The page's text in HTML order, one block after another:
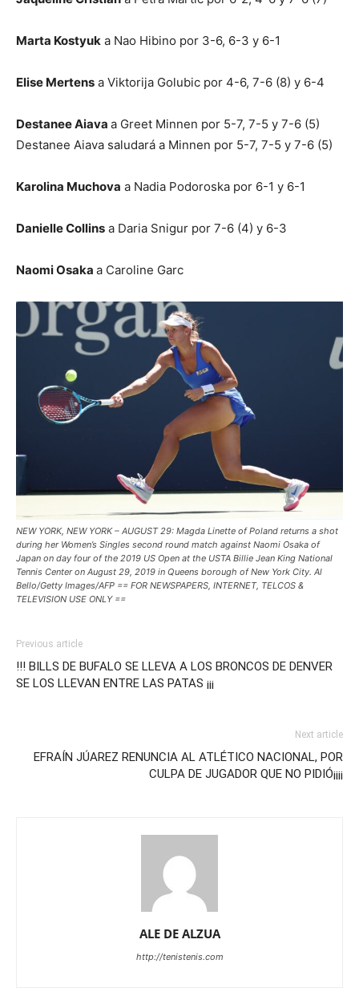
Marta Kostyuk a Nao Hibino por 3-6, 6-3 y 6-1
Elise Mertens a Viktorija Golubic por 4-6, 7-6 (8) y 6-4
Destanee Aiava a Greet Minnen por 5-7, 7-5 y 7-6 (5)
Destanee Aiava saludará a Minnen por 5-7, 7-5 y 7-6 (5)
Karolina Muchova a Nadia Podoroska por 6-1 y 6-1
Danielle Collins a Daria Snigur por 7-6 (4) y 6-3
Naomi Osaka a Caroline Garc
NEW YORK, NEW YORK – AUGUST 29: Magda Linette of Poland returns a shot
during her Women’s Singles second round match against Naomi Osaka of
Japan on day four of the 2019 US Open at the USTA Billie Jean King National
Tennis Center on August 29, 2019 in Queens borough of New York City. Al
Bello/Getty Images/AFP == FOR NEWSPAPERS, INTERNET, TELCOS &
TELEVISION USE ONLY ==
Previous article
!!! BILLS DE BUFALO SE LLEVA A LOS BRONCOS DE DENVER
SE LOS LLEVAN ENTRE LAS PATAS ¡¡¡
Next article
EFRAÍN JÚAREZ RENUNCIA AL ATLÉTICO NACIONAL, POR
CULPA DE JUGADOR QUE NO PIDIÓ¡¡¡¡
ALE DE ALZUA
http://tenistenis.com